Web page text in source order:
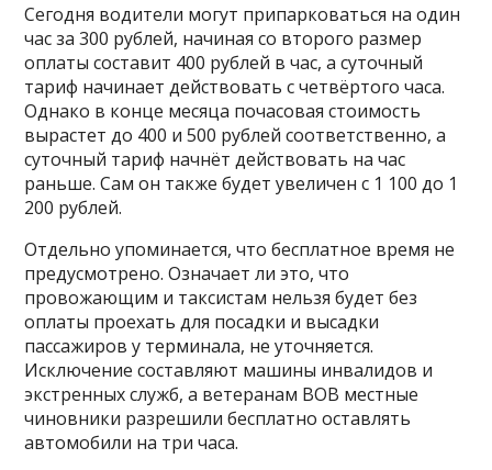
Сегодня водители могут припарковаться на один
час за 300 рублей, начиная со второго размер
оплаты составит 400 рублей в час, а суточный
тариф начинает действовать с четвёртого часа.
Однако в конце месяца почасовая стоимость
вырастет до 400 и 500 рублей соответственно, а
суточный тариф начнёт действовать на час
раньше. Сам он также будет увеличен с 1 100 до 1
200 рублей.
Отдельно упоминается, что бесплатное время не
предусмотрено. Означает ли это, что
провожающим и таксистам нельзя будет без
оплаты проехать для посадки и высадки
пассажиров у терминала, не уточняется.
Исключение составляют машины инвалидов и
экстренных служб, а ветеранам ВОВ местные
чиновники разрешили бесплатно оставлять
автомобили на три часа.